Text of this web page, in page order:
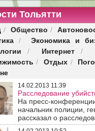
Тольятти
/ Общество /
/
Экономика и
/ Интернет/
/ Отдых /
14.02.2013 11:39
Расследование
На пресс-
начальник полиции,
рассказал о